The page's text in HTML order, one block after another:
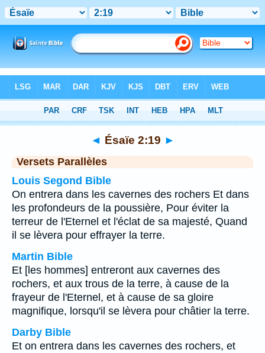
Chapitre 2> Verset 19
◄ Ésaïe 2:19 ►
Versets Parallèles
Louis Segond Bible
On entrera dans les cavernes des rochers Et dans
les profondeurs de la poussière, Pour éviter la
terreur de l'Eternel et l'éclat de sa majesté, Quand
il se lèvera pour effrayer la terre.
Martin Bible
Et [les hommes] entreront aux cavernes des
rochers, et aux trous de la terre, à cause de la
frayeur de l'Eternel, et à cause de sa gloire
magnifique, lorsqu'il se lèvera pour châtier la terre.
Darby Bible
Et on entrera dans les cavernes des rochers, et